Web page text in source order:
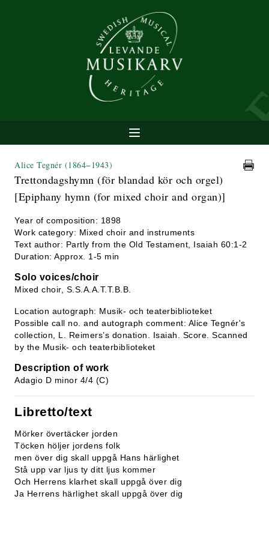
Alice Tegnér (1864−1943)
Trettondagshymn (för blandad kör och orgel)
[Epiphany hymn (for mixed choir and organ)]
Year of composition: 1898
Work category: Mixed choir and instruments
Text author: Partly from the Old Testament, Isaiah 60:1-2
Duration: Approx. 1-5 min
Solo voices/choir
Mixed choir, S.S.A.A.T.T.B.B.
Location autograph: Musik- och teaterbiblioteket
Possible call no. and autograph comment: Alice Tegnér's
collection, L. Reimers’s donation. Isaiah. Score. Scanned
by the Musik- och teaterbiblioteket
Description of work
Adagio D minor 4/4 (C)
Libretto/text
Mörker övertäcker jorden
Töcken höljer jordens folk
men över dig skall uppgå Hans härlighet
Stå upp var ljus ty ditt ljus kommer
Och Herrens klarhet skall uppgå över dig
Ja Herrens härlighet skall uppgå över dig